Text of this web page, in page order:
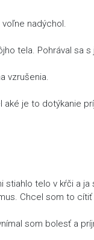
nadýchol.
tela. Pohrával sa
vzrušenia.
aké je to dotýkanie
stiahlo telo v kŕči a
Chcel som to
som bolesť a